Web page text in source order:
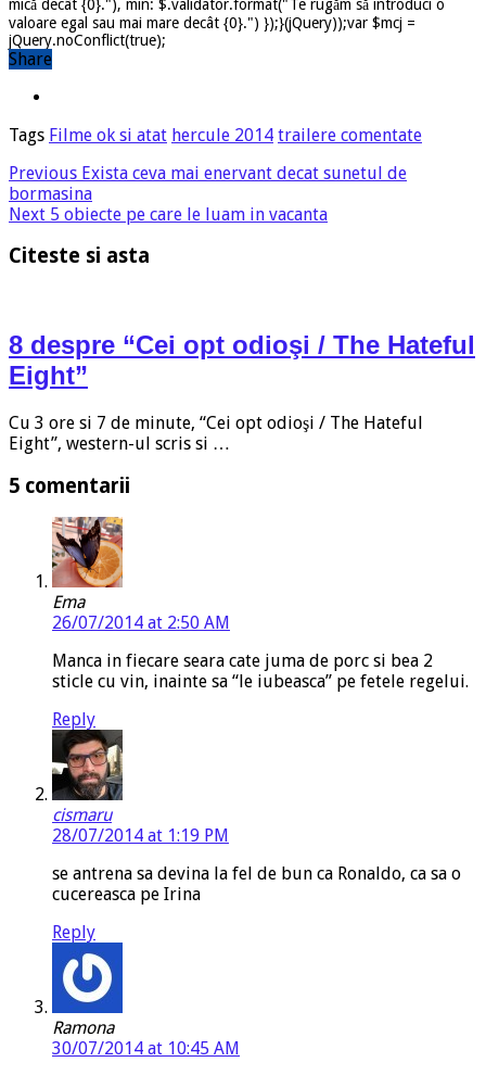
mică decât {0}."), min: $.validator.format("Te rugăm să introduci o
valoare egal sau mai mare decât {0}.") });}(jQuery));var $mcj =
jQuery.noConflict(true);
Share
Tags Filme ok si atat hercule 2014 trailere comentate
Previous Exista ceva mai enervant decat sunetul de
bormasina
Next 5 obiecte pe care le luam in vacanta
Citeste si asta
8 despre “Cei opt odioşi / The Hateful
Eight”
Cu 3 ore si 7 de minute, “Cei opt odioşi / The Hateful
Eight”, western-ul scris si …
5 comentarii
Ema
26/07/2014 at 2:50 AM
Manca in fiecare seara cate juma de porc si bea 2
sticle cu vin, inainte sa “le iubeasca” pe fetele regelui.
Reply
cismaru
28/07/2014 at 1:19 PM
se antrena sa devina la fel de bun ca Ronaldo, ca sa o
cucereasca pe Irina
Reply
Ramona
30/07/2014 at 10:45 AM